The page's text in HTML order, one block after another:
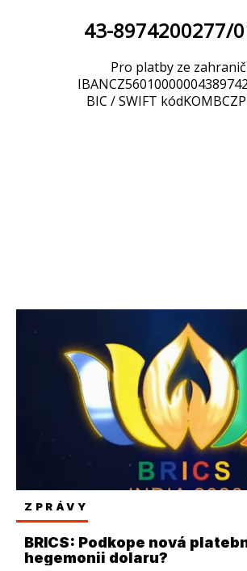
43-8974200277/
Pro platby ze
BIC / SWIFT
ZPRÁVY
BRICS: Podkope nová
hegemonii dolaru?